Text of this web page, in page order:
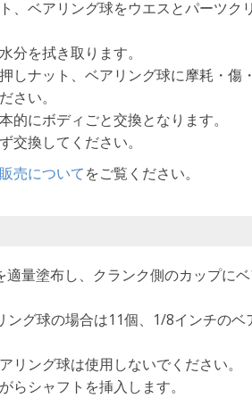
、ベアリング球をウエスとパーツク
分を拭き取ります。
しナット、ベアリング球に摩耗・傷
さい。
にボディごと交換となります。
交換してください。
売についてをご覧ください。
量塗布し、クランク側のカップに
グ球の場合は11個、1/8インチのベ
ング球は使用しないでください。
らシャフトを挿入します。